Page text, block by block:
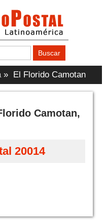
» El Florido Camotan
Camotan,
20014